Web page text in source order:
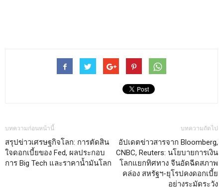
บทความก่อนหน้านี้
สรุปข่าวเศรษฐกิจโลก: การตัดสิน
ใจดอกเบี้ยของ Fed, ผลประกอบ
การ Big Tech และราคาน้ำมันโลก
บทความถัดไป
อัปเดตข่าวสารจาก Bloomberg,
CNBC, Reuters: นโยบายการเงิน
โลกแยกทิศทาง จีนอัดฉีดสภาพ
คล่อง สหรัฐฯ-ยุโรปคงดอกเบี้ย
อย่างระมัดระวัง